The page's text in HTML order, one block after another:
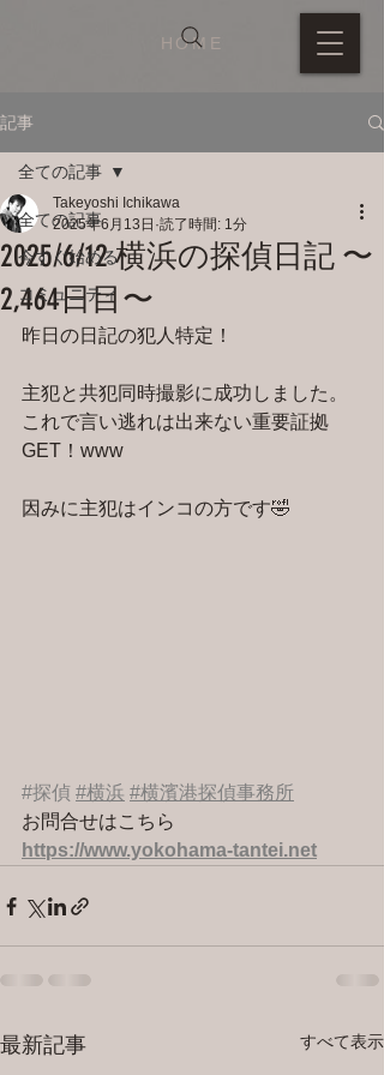
HOME
記事
全ての記事
今すぐ始める
コミュニティ
全ての記事
2025/6/12 横浜の探偵日記 〜
2,464日目〜
Takeyoshi Ichikawa
2025年6月13日 読了時間: 1分
昨日の日記の犯人特定！
主犯と共犯同時撮影に成功しました。
これで言い逃れは出来ない重要証拠
GET！www
因みに主犯はインコの方です🤣
#探偵 #横浜 #横濱港探偵事務所
お問合せはこちら
https://www.yokohama-tantei.net
最新記事 すべて表示